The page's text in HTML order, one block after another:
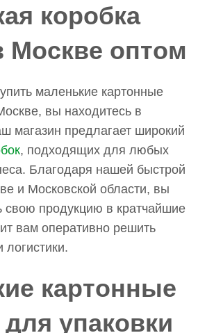
коробка
Москве оптом
маленькие картонные
вы находитесь в
магазин предлагает широкий
, подходящих для любых
Благодаря нашей быстрой
и Московской области, вы
свою продукцию в кратчайшие
вам оперативно решить
логистики.
картонные
упаковки